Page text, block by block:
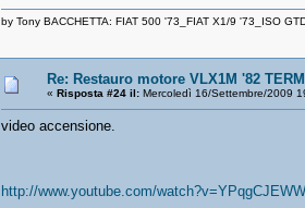
by Tony BACCHETTA: FIAT 500 '73_FIAT X1/9 '73_ISO
Re: Restauro motore VLX1M '82
« Risposta #24 il: Mercoledì 16/Settembre/2009
video accensione.
http://www.youtube.com/